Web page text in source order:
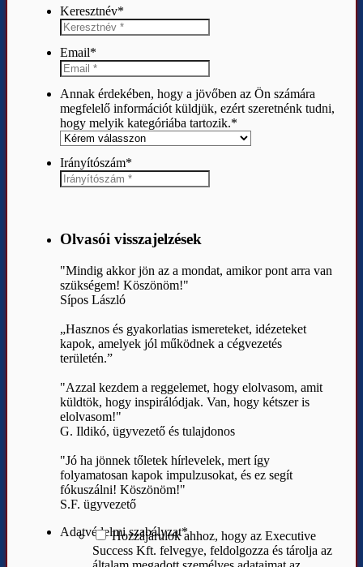
Keresztnév*
Email*
Annak érdekében, hogy a jövőben az Ön számára
megfelelő információt küldjük, ezért szeretnénk tudni,
hogy melyik kategóriába tartozik.*
Irányítószám*
Olvasói visszajelzések
"Mindig akkor jön az a mondat, amikor pont arra van
szükségem! Köszönöm!"
Sípos László
„Hasznos és gyakorlatias ismereteket, idézeteket
kapok, amelyek jól működnek a cégvezetés
területén.”
"Azzal kezdem a reggelemet, hogy elolvasom, amit
küldtök, hogy inspirálódjak. Van, hogy kétszer is
elolvasom!"
G. Ildikó, ügyvezető és tulajdonos
"Jó ha jönnek tőletek hírlevelek, mert így
folyamatosan kapok impulzusokat, és ez segít
fókuszálni! Köszönöm!"
S.F. ügyvezető
Adatvédelmi szabályzat*
Hozzájárulok ahhoz, hogy az Executive
Success Kft. felvegye, feldolgozza és tárolja az